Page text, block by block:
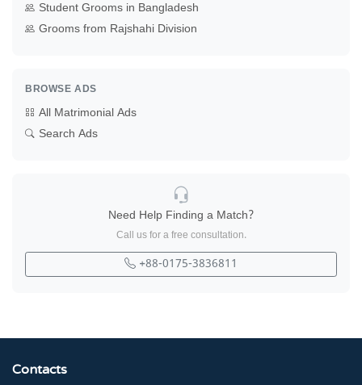
Student Grooms in Bangladesh
Grooms from Rajshahi Division
BROWSE ADS
All Matrimonial Ads
Search Ads
Need Help Finding a Match?
Call us for a free consultation.
+88-0175-3836811
Contacts